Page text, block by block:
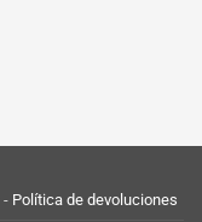
- Política de devoluciones